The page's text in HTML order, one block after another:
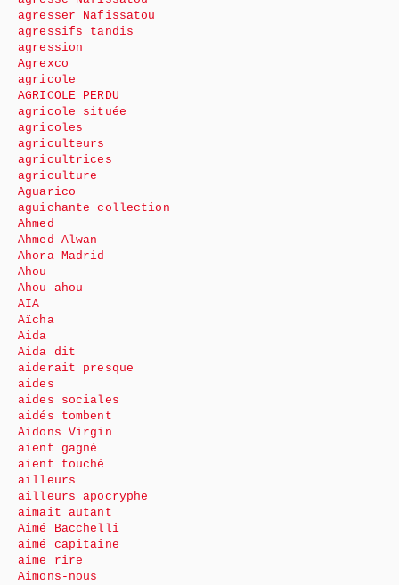
agresser Nafissatou
agressifs tandis
agression
Agrexco
agricole
AGRICOLE PERDU
agricole située
agricoles
agriculteurs
agricultrices
agriculture
Aguarico
aguichante collection
Ahmed
Ahmed Alwan
Ahora Madrid
Ahou
Ahou ahou
AIA
Aïcha
Aida
Aida dit
aiderait presque
aides
aides sociales
aidés tombent
Aidons Virgin
aient gagné
aient touché
ailleurs
ailleurs apocryphe
aimait autant
Aimé Bacchelli
aimé capitaine
aime rire
Aimons-nous